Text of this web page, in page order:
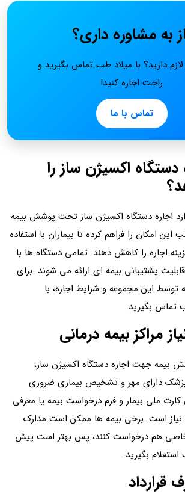
به مشاوره داری؟
دارید؟ با میلاد طب تماس بگیرید و
راحت اجاره کنید!
تماس با ما
دستگاه اکسیژن ساز را
اجاره دستگاه اکسیژن ساز تحت پوشش بیمه
این امکان را فراهم کرده تا بیماران با استفاده
اجاره را کاهش دهند. تمامی دستگاه ها با
پشتیبانی بیمه ای ارائه می شوند. برای
توسط این مجموعه و شرایط اجاره، با
تماس بگیرید.
مراکز بیمه درمانی
بیمه جهت اجاره دستگاه اکسیژن ساز،
پزشک دارای مهر و تشخیص بیماری ضروری
ملی بیمار و فرم درخواست بیمه یا معرفی
نیاز است. برخی بیمه ها ممکن است مدارک
خاصی هم درخواست کنند، پس بهتر است پیش
استعلام بگیرید.
قرارداد